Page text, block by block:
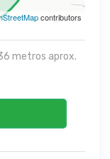
contributors
metros aprox.